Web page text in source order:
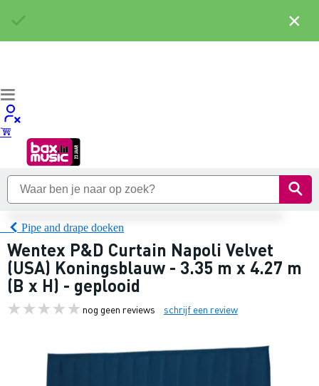
Pipe and drape doeken
Wentex P&D Curtain Napoli Velvet
(USA) Koningsblauw - 3.35 m x 4.27 m
(B x H) - geplooid
nog geen reviews schrijf een review
×